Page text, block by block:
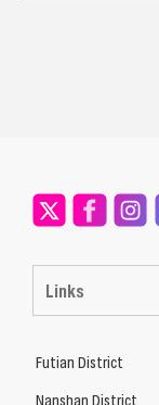
Links
Futian District